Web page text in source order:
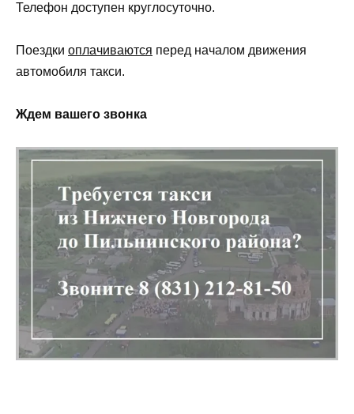
Телефон доступен круглосуточно.
Поездки оплачиваются перед началом движения
автомобиля такси.
Ждем вашего звонка